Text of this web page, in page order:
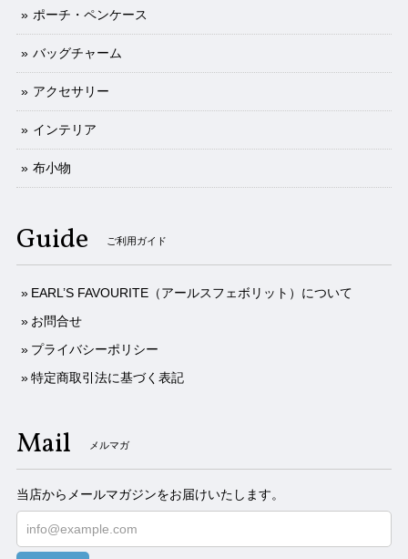
ポーチ・ペンケース
バッグチャーム
アクセサリー
インテリア
布小物
Guide ご利用ガイド
EARL’S FAVOURITE（アールスフェボリット）について
お問合せ
プライバシーポリシー
特定商取引法に基づく表記
Mail メルマガ
当店からメールマガジンをお届けいたします。